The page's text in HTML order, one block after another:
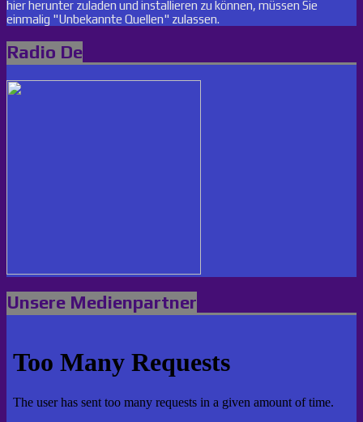
hier herunter zuladen und installieren zu können, müssen Sie
einmalig "Unbekannte Quellen" zulassen.
Radio De
Unsere Medienpartner